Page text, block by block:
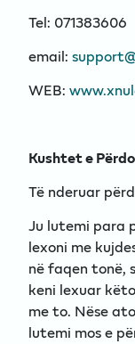
Tel: 071383606
email:
WEB:
Kushtet e
Të nderuar
Ju lutemi para
lexoni me
në faqen tonë,
keni lexuar
me to. Nëse
lutemi mos e